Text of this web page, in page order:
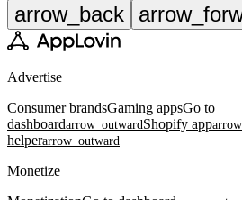
arrow_back
Advertise
Consumer brandsGaming appsGo to
dashboardarrow_outwardShopify app
helperarrow_outward
Monetize